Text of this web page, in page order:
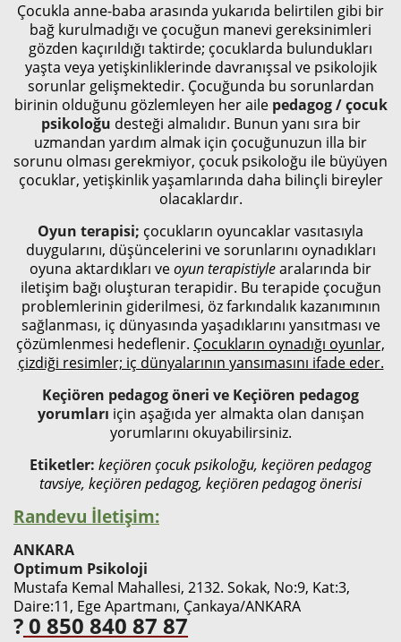
Çocukla anne-baba arasında yukarıda belirtilen gibi bir
bağ kurulmadığı ve çocuğun manevi gereksinimleri
gözden kaçırıldığı taktirde; çocuklarda bulundukları
yaşta veya yetişkinliklerinde davranışsal ve psikolojik
sorunlar gelişmektedir. Çocuğunda bu sorunlardan
birinin olduğunu gözlemleyen her aile pedagog / çocuk
psikoloğu desteği almalıdır. Bunun yanı sıra bir
uzmandan yardım almak için çocuğunuzun illa bir
sorunu olması gerekmiyor, çocuk psikoloğu ile büyüyen
çocuklar, yetişkinlik yaşamlarında daha bilinçli bireyler
olacaklardır.
Oyun terapisi; çocukların oyuncaklar vasıtasıyla
duygularını, düşüncelerini ve sorunlarını oynadıkları
oyuna aktardıkları veoyun terapistiylearalarında bir
iletişim bağı oluşturan terapidir. Bu terapide çocuğun
problemlerinin giderilmesi, öz farkındalık kazanımının
sağlanması, iç dünyasında yaşadıklarını yansıtması ve
çözümlenmesi hedeflenir. Çocukların oynadığı oyunlar,
çizdiği resimler; iç dünyalarının yansımasını ifade eder.
Keçiören pedagog öneri ve Keçiören pedagog
yorumları için aşağıda yer almakta olan danışan
yorumlarını okuyabilirsiniz.
Etiketler: keçiören çocuk psikoloğu, keçiören pedagog
tavsiye, keçiören pedagog, keçiören pedagog önerisi
Randevu İletişim:
ANKARA
Optimum Psikoloji
Mustafa Kemal Mahallesi, 2132. Sokak, No:9, Kat:3,
Daire:11, Ege Apartmanı, Çankaya/ANKARA
?0 850 840 87 87